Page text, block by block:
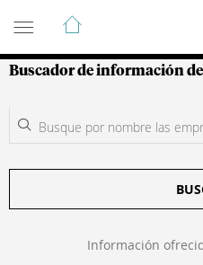
Guía de Empresas
Buscador de información
Información